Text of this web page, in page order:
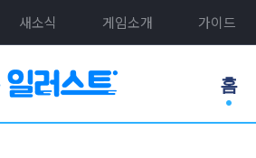
새소식 게임소개 가이드
홈